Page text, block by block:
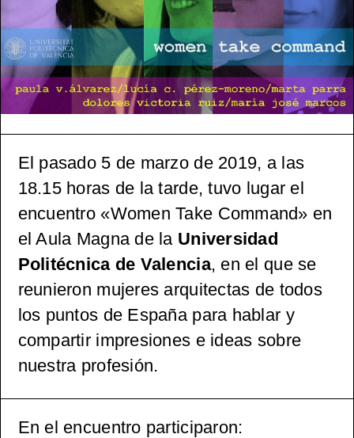
derna
española
, 1965-
2000
El pasado 5 de marzo de 2019, a las
18.15 horas de la tarde, tuvo lugar el
encuentro «Women Take Command» en
el Aula Magna de la Universidad
Politécnica de Valencia, en el que se
reunieron mujeres arquitectas de todos
los puntos de España para hablar y
compartir impresiones e ideas sobre
nuestra profesión.
En el encuentro participaron: